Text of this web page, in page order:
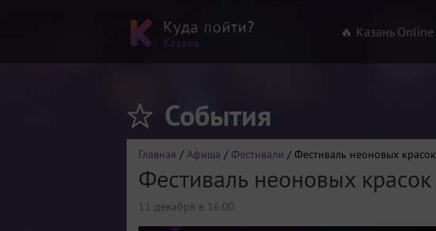
🔥 Казань Online
События
Главная / Афиша / Фестивали / Фестиваль неоновых красок
Фестиваль неоновых красок
11 декабря в 16:00